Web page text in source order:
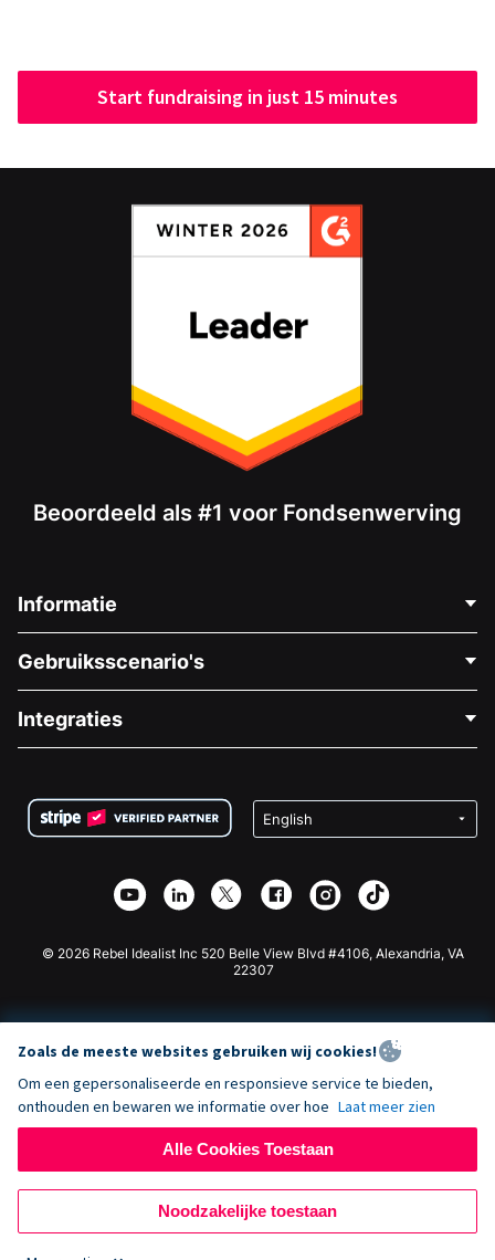
Start fundraising in just 15 minutes
Beoordeeld als #1 voor Fondsenwerving
Informatie
Over Ons
Vacatures
Privacy
Affiliate Partnerschap
Gebruiksscenario's
Medische Fondsenwerving
Goede Doelen Fondsenwerving
Integraties
Wix Donatie Plugin
Webflow Donatie App
Joomla Donatie
© 2026 Rebel Idealist Inc 520 Belle View Blvd #4106, Alexandria, VA
22307
Zoals de meeste websites gebruiken wij cookies!
Om een gepersonaliseerde en responsieve service te bieden,
onthouden en bewaren we informatie over hoe Laat meer zien
Alle Cookies Toestaan
Noodzakelijke toestaan